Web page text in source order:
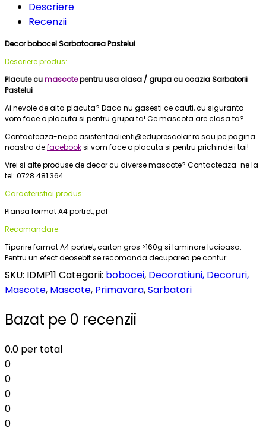
Descriere
Recenzii
Decor bobocel Sarbatoarea Pastelui
Descriere produs:
Placute cumascotepentru usa clasa / grupa cu ocazia Sarbatorii
Pastelui
Ai nevoie de alta placuta? Daca nu gasesti ce cauti, cu siguranta
vom face o placuta si pentru grupa ta! Ce mascota are clasa ta?
Contacteaza-ne pe asistentaclienti@eduprescolar.ro sau pe pagina
noastra defacebooksi vom face o placuta si pentru prichindeii tai!
Vrei si alte produse de decor cu diverse mascote? Contacteaza-ne la
tel: 0728 481 364.
Caracteristici produs:
Plansa format A4 portret, pdf
Recomandare:
Tiparire format A4 portret, carton gros >160g si laminare lucioasa.
Pentru un efect deosebit se recomanda decuparea pe contur.
SKU: IDMP11 Categorii: bobocei, Decoratiuni, Decoruri,
Mascote, Mascote, Primavara,Sarbatori
Bazat pe 0 recenzii
0.0 per total
0
0
0
0
0